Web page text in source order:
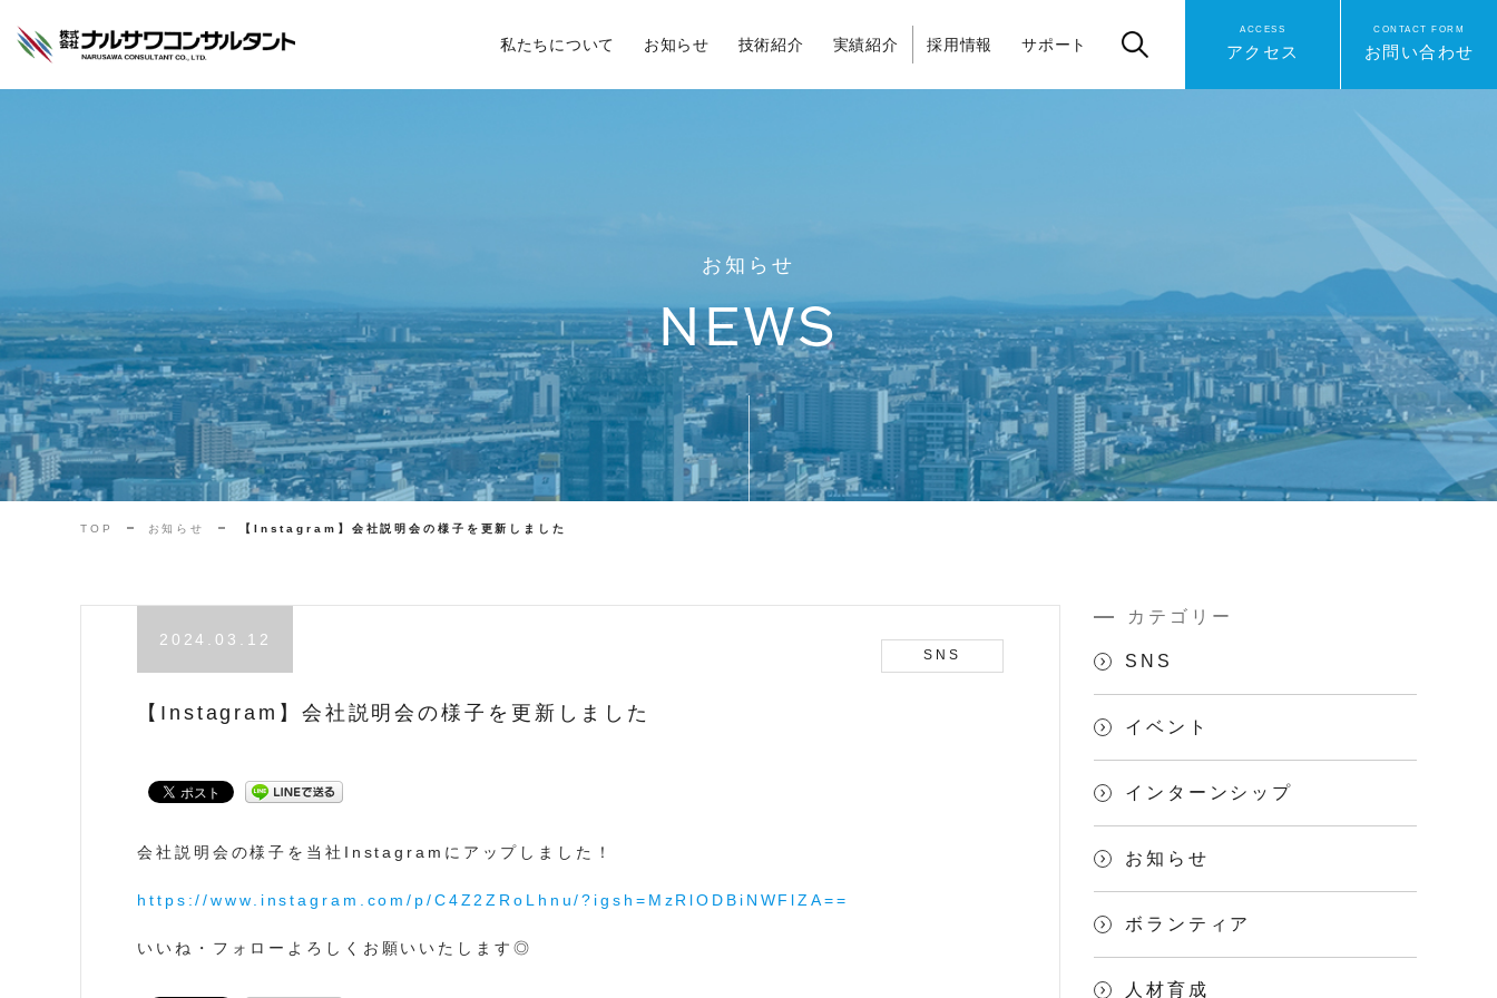
私たちについて お知らせ 技術紹介 実績紹介 採用情報 サポート
ACCESS
アクセス
CONTACT FORM
お問い合わせ
お知らせ
NEWS
TOP お知らせ 【Instagram】会社説明会の様子を更新しました
2024.03.12
SNS
【Instagram】会社説明会の様子を更新しました
会社説明会の様子を当社Instagramにアップしました！
https://www.instagram.com/p/C4Z2ZRoLhnu/?igsh=MzRlODBiNWFlZA==
いいね・フォローよろしくお願いいたします◎
カテゴリー
SNS
イベント
インターンシップ
お知らせ
ボランティア
人材育成